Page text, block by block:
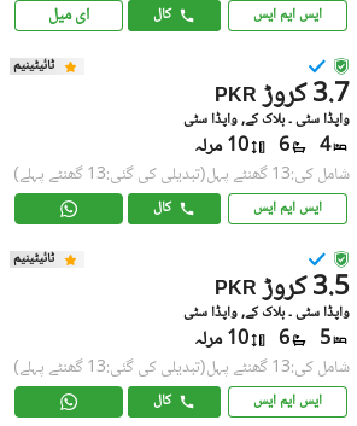
ایس ایم ایس کال ای میل
ٹائیٹینیم
PKR 3.7 کروڑ
واپڈا سٹی ۔ بلاک کے, واپڈا سٹی
4
6 10 مرلہ
شامل کی:13 گھنٹے پہل (تبدیلی کی گئی:13 گھنٹے پہلے)
ایس ایم ایس کال
ٹائیٹینیم
PKR 3.5 کروڑ
واپڈا سٹی ۔ بلاک کے, واپڈا سٹی
5
6 10 مرلہ
شامل کی:13 گھنٹے پہل (تبدیلی کی گئی:13 گھنٹے پہلے)
ایس ایم ایس کال